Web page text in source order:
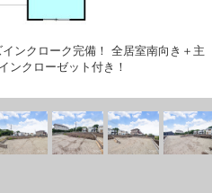
ンクローク完備！ 全居室南向き＋主
ンクローゼット付き！